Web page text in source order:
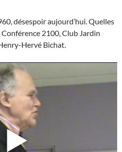
désespoir aujourd’hui. Quelles
2100, Club Jardin
Hervé Bichat.